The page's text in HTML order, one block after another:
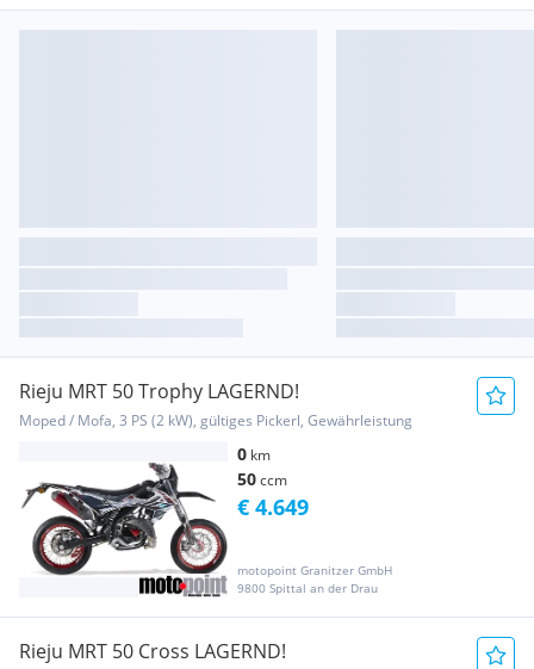
Rieju MRT 50 Trophy LAGERND!
Moped / Mofa, 3 PS (2 kW), gültiges Pickerl, Gewährleistung
0 km
50ccm
motopoint Granitzer GmbH
9800 Spittal an der Drau
€ 4.649
Rieju MRT 50 Cross LAGERND!